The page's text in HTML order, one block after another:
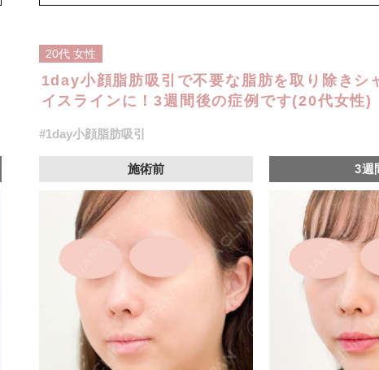
20代 女性
1day小顔脂肪吸引で不要な脂肪を取り除きシ
イスラインに！3週間後の症例です(20代女性)
#1day小顔脂肪吸引
施術前 3週